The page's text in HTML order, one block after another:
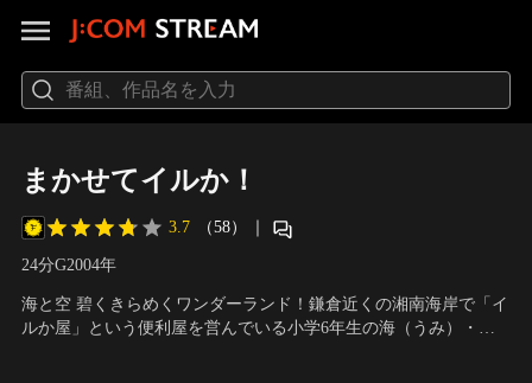
まかせてイルか！
3.7 （58） ｜
24分G2004年
海と空 碧くきらめくワンダーランド！鎌倉近くの湘南海岸で「イ
ルか屋」という便利屋を営んでいる小学6年生の海（うみ）・空